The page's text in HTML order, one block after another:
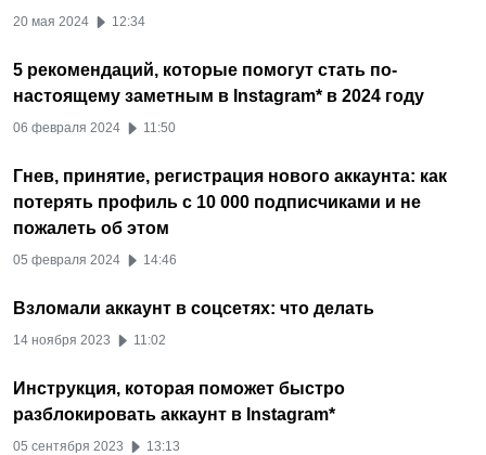
20 мая 2024 12:34
5 рекомендаций, которые помогут стать по-
настоящему заметным в Instagram* в 2024 году
06 февраля 2024 11:50
Гнев, принятие, регистрация нового аккаунта: как
потерять профиль с 10 000 подписчиками и не
пожалеть об этом
05 февраля 2024 14:46
Взломали аккаунт в соцсетях: что делать
14 ноября 2023 11:02
Инструкция, которая поможет быстро
разблокировать аккаунт в Instagram*
05 сентября 2023 13:13